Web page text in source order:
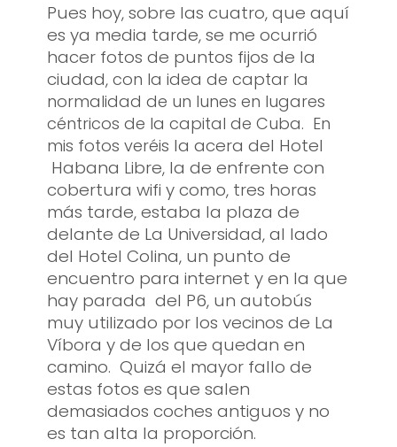
Pues hoy, sobre las cuatro, que aquí
es ya media tarde, se me ocurrió
hacer fotos de puntos fijos de la
ciudad, con la idea de captar la
normalidad de un lunes en lugares
céntricos de la capital de Cuba. En
mis fotos veréis la acera del Hotel
Habana Libre, la de enfrente con
cobertura wifi y como, tres horas
más tarde, estaba la plaza de
delante de La Universidad, al lado
del Hotel Colina, un punto de
encuentro para internet y en la que
hay parada del P6, un autobús
muy utilizado por los vecinos de La
Víbora y de los que quedan en
camino. Quizá el mayor fallo de
estas fotos es que salen
demasiados coches antiguos y no
es tan alta la proporción.